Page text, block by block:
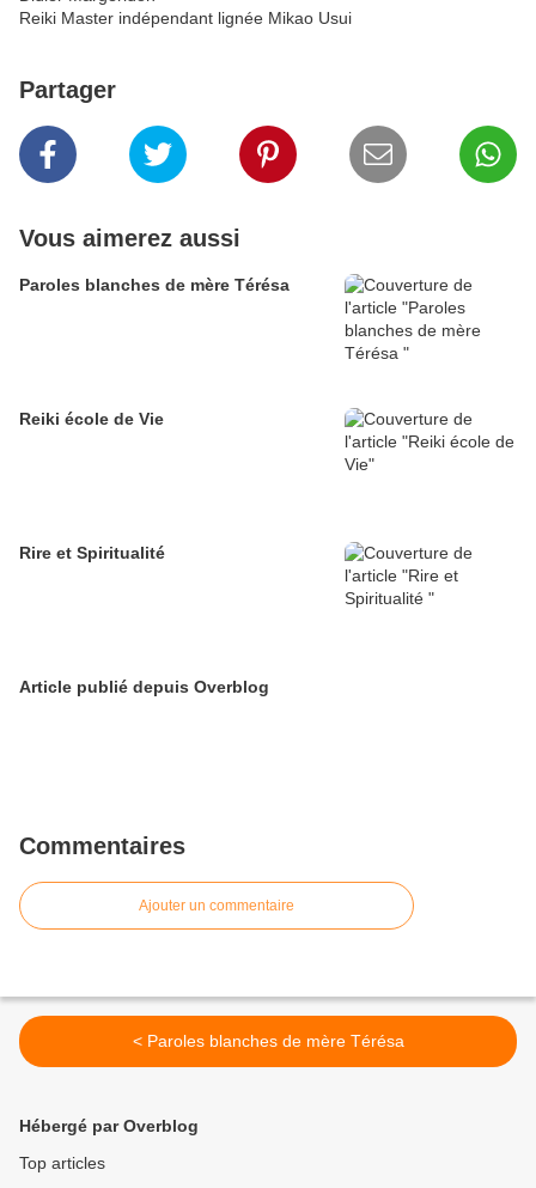
Reiki Master indépendant lignée Mikao Usui
Partager
Vous aimerez aussi
Paroles blanches de mère Térésa
Reiki école de Vie
Rire et Spiritualité
Article publié depuis Overblog
Commentaires
Ajouter un commentaire
< Paroles blanches de mère Térésa
Hébergé par Overblog
Top articles